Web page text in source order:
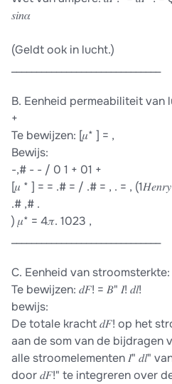
𝑠𝑖𝑛𝛼
(Geldt ook in lucht.)
B. Eenheid permeabiliteit van
+
Te bewijzen: [𝜇* ] = ,
Bewijs:
-,# - - / 0 1 + 01 +
[𝜇 * ] = = .# = / .# = , . = ,
.# ,# .
) 𝜇* = 4𝜋. 1023 ,
C. Eenheid van
Te bewijzen: 𝑑𝐹! = 𝐵" 𝐼! 𝑑𝑙!
bewijs:
De totale kracht 𝑑𝐹! op het
aan de som van de bijdragen
alle stroomelementen 𝐼" 𝑑𝑙"
door 𝑑𝐹!" te integreren over